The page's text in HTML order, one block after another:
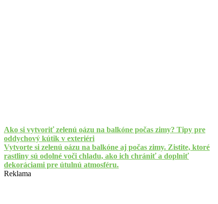
Ako si vytvoriť zelenú oázu na balkóne počas zimy? Tipy pre
oddychový kútik v exteriéri
Vytvorte si zelenú oázu na balkóne aj počas zimy. Zistite, ktoré
rastliny sú odolné voči chladu, ako ich chrániť a doplniť
dekoráciami pre útulnú atmosféru.
Reklama